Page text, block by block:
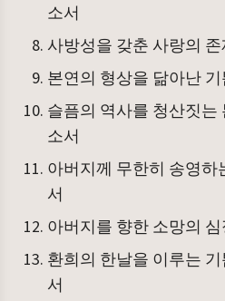
소서
사방성을 갖춘 사랑의
본연의 형상을 닮아난
슬픔의 역사를 청산짓는
소서
아버지께 무한히 송영하
서
아버지를 향한 소망의
환희의 한날을 이루는
서